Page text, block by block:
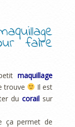
faire
maquillage
trouve
Il est
ducorail sur
ça permet de